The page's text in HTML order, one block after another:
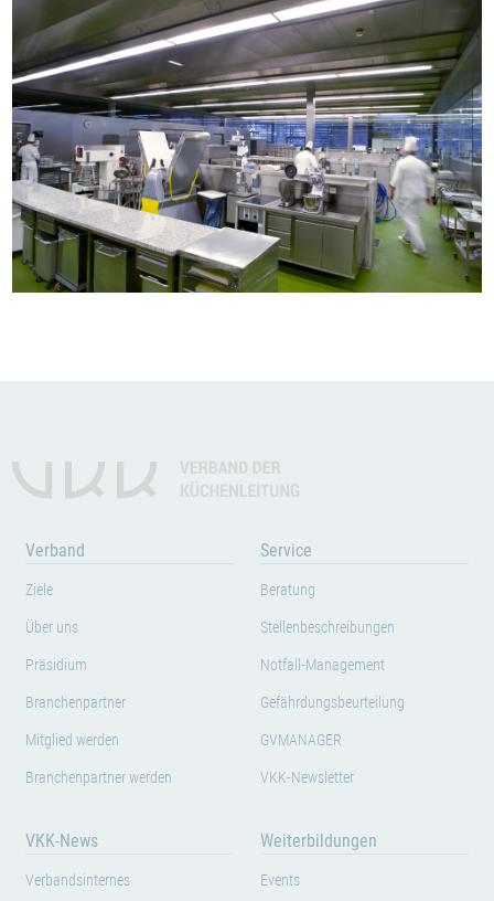
Verband
Ziele
Über uns
Präsidium
Branchenpartner
Mitglied werden
Branchenpartner werden
Service
Beratung
Stellenbeschreibungen
Notfall-Management
Gefährdungsbeurteilung
GVMANAGER
VKK-Newsletter
VKK-News
Verbandsinternes
Weiterbildungen
Events